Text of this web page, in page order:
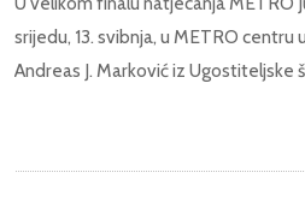
srijedu, 13. svibnja, u METRO centru
Andreas J. Marković iz Ugostiteljske